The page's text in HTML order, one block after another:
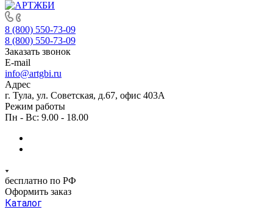
8 (800) 550-73-09
8 (800) 550-73-09
Заказать звонок
E-mail
info@artgbi.ru
Адрес
г. Тула, ул. Советская, д.67, офис 403А
Режим работы
Пн - Вс: 9.00 - 18.00
бесплатно по РФ
Оформить заказ
Каталог